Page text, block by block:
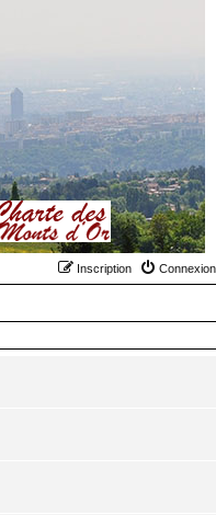
Connexion
Inscription